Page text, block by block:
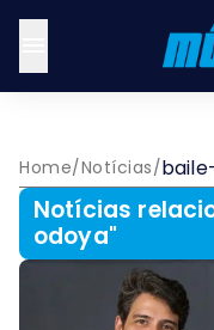
Home/Notícias/
Notícias
odoya"